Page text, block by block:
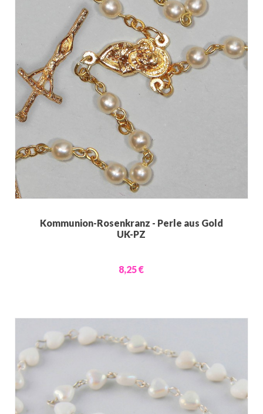
Kommunion-Rosenkranz - Perle aus Gold
UK-PZ
8,25 €